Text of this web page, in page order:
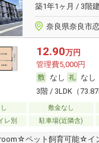
築1年1ヶ月 / 3階建
奈良県奈良市
12.90万円
管理費5,000円
なし
なし
3階 / 3LDK（
敷金なし
レ別
駐車場(近隣含)
ペット飼育可能☆イ